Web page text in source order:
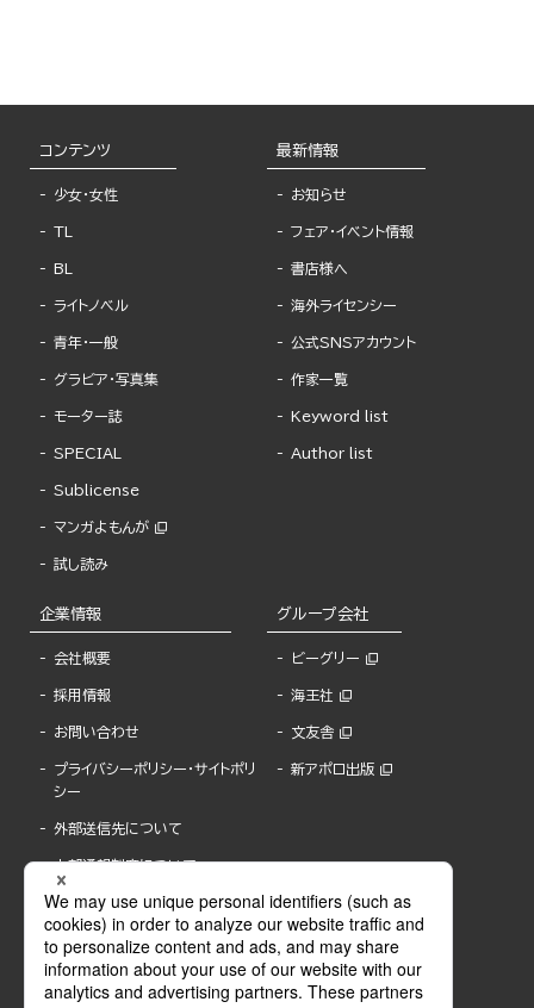
コンテンツ
少女・女性
TL
BL
ライトノベル
青年・一般
グラビア・写真集
モーター誌
SPECIAL
Sublicense
マンガよもんが
試し読み
最新情報
お知らせ
フェア・イベント情報
書店様へ
海外ライセンシー
公式SNSアカウント
作家一覧
Keyword list
Author list
企業情報
会社概要
採用情報
お問い合わせ
プライバシーポリシー・サイトポリ
シー
外部送信先について
内部通報制度について
グループ会社
ビーグリー
海王社
文友舎
新アポロ出版